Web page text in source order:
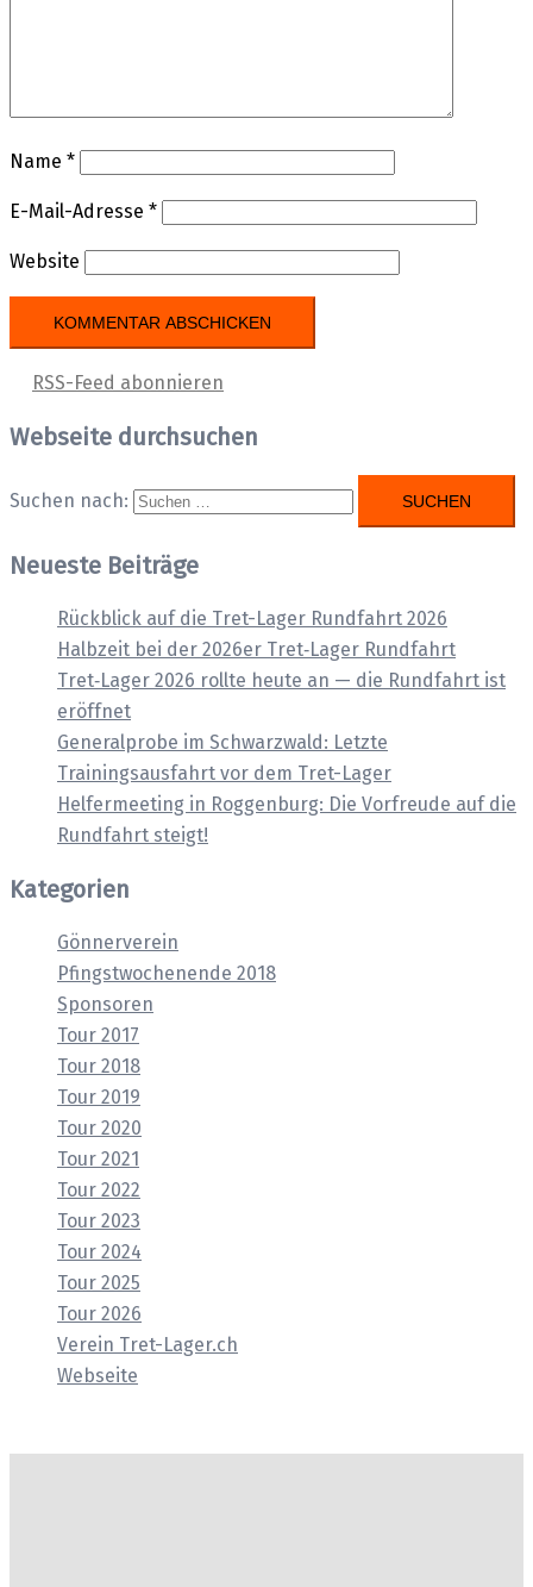
Name *
E-Mail-Adresse *
Website
RSS-Feed abonnieren
Webseite durchsuchen
Suchen nach:
Neueste Beiträge
Rückblick auf die Tret-Lager Rundfahrt 2026
Halbzeit bei der 2026er Tret‑Lager Rundfahrt
Tret‑Lager 2026 rollte heute an — die Rundfahrt ist
eröffnet
Generalprobe im Schwarzwald: Letzte
Trainingsausfahrt vor dem Tret-Lager
Helfermeeting in Roggenburg: Die Vorfreude auf die
Rundfahrt steigt!
Kategorien
Gönnerverein
Pfingstwochenende 2018
Sponsoren
Tour 2017
Tour 2018
Tour 2019
Tour 2020
Tour 2021
Tour 2022
Tour 2023
Tour 2024
Tour 2025
Tour 2026
Verein Tret-Lager.ch
Webseite